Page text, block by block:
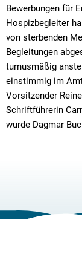
Bewerbungen für
Hospizbegleiter
von sterbenden
Begleitungen
turnusmäßig
einstimmig im
Vorsitzender
Schriftführerin
wurde Dagmar